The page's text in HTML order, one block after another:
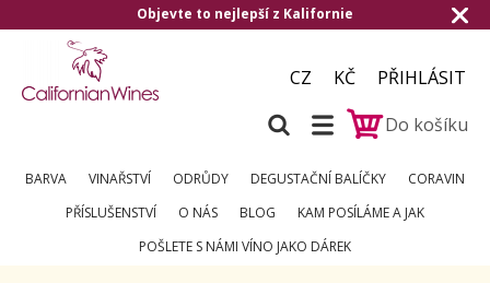
Objevte to nejlepší z Kalifornie
CZ KČ
PŘIHLÁSIT
Do košíku
BARVA VINAŘSTVÍ ODRŮDY DEGUSTAČNÍ BALÍČKY
CORAVIN
PŘÍSLUŠENSTVÍ
O NÁS BLOG
KAM POSÍLÁME A JAK
POŠLETE S NÁMI VÍNO JAKO DÁREK